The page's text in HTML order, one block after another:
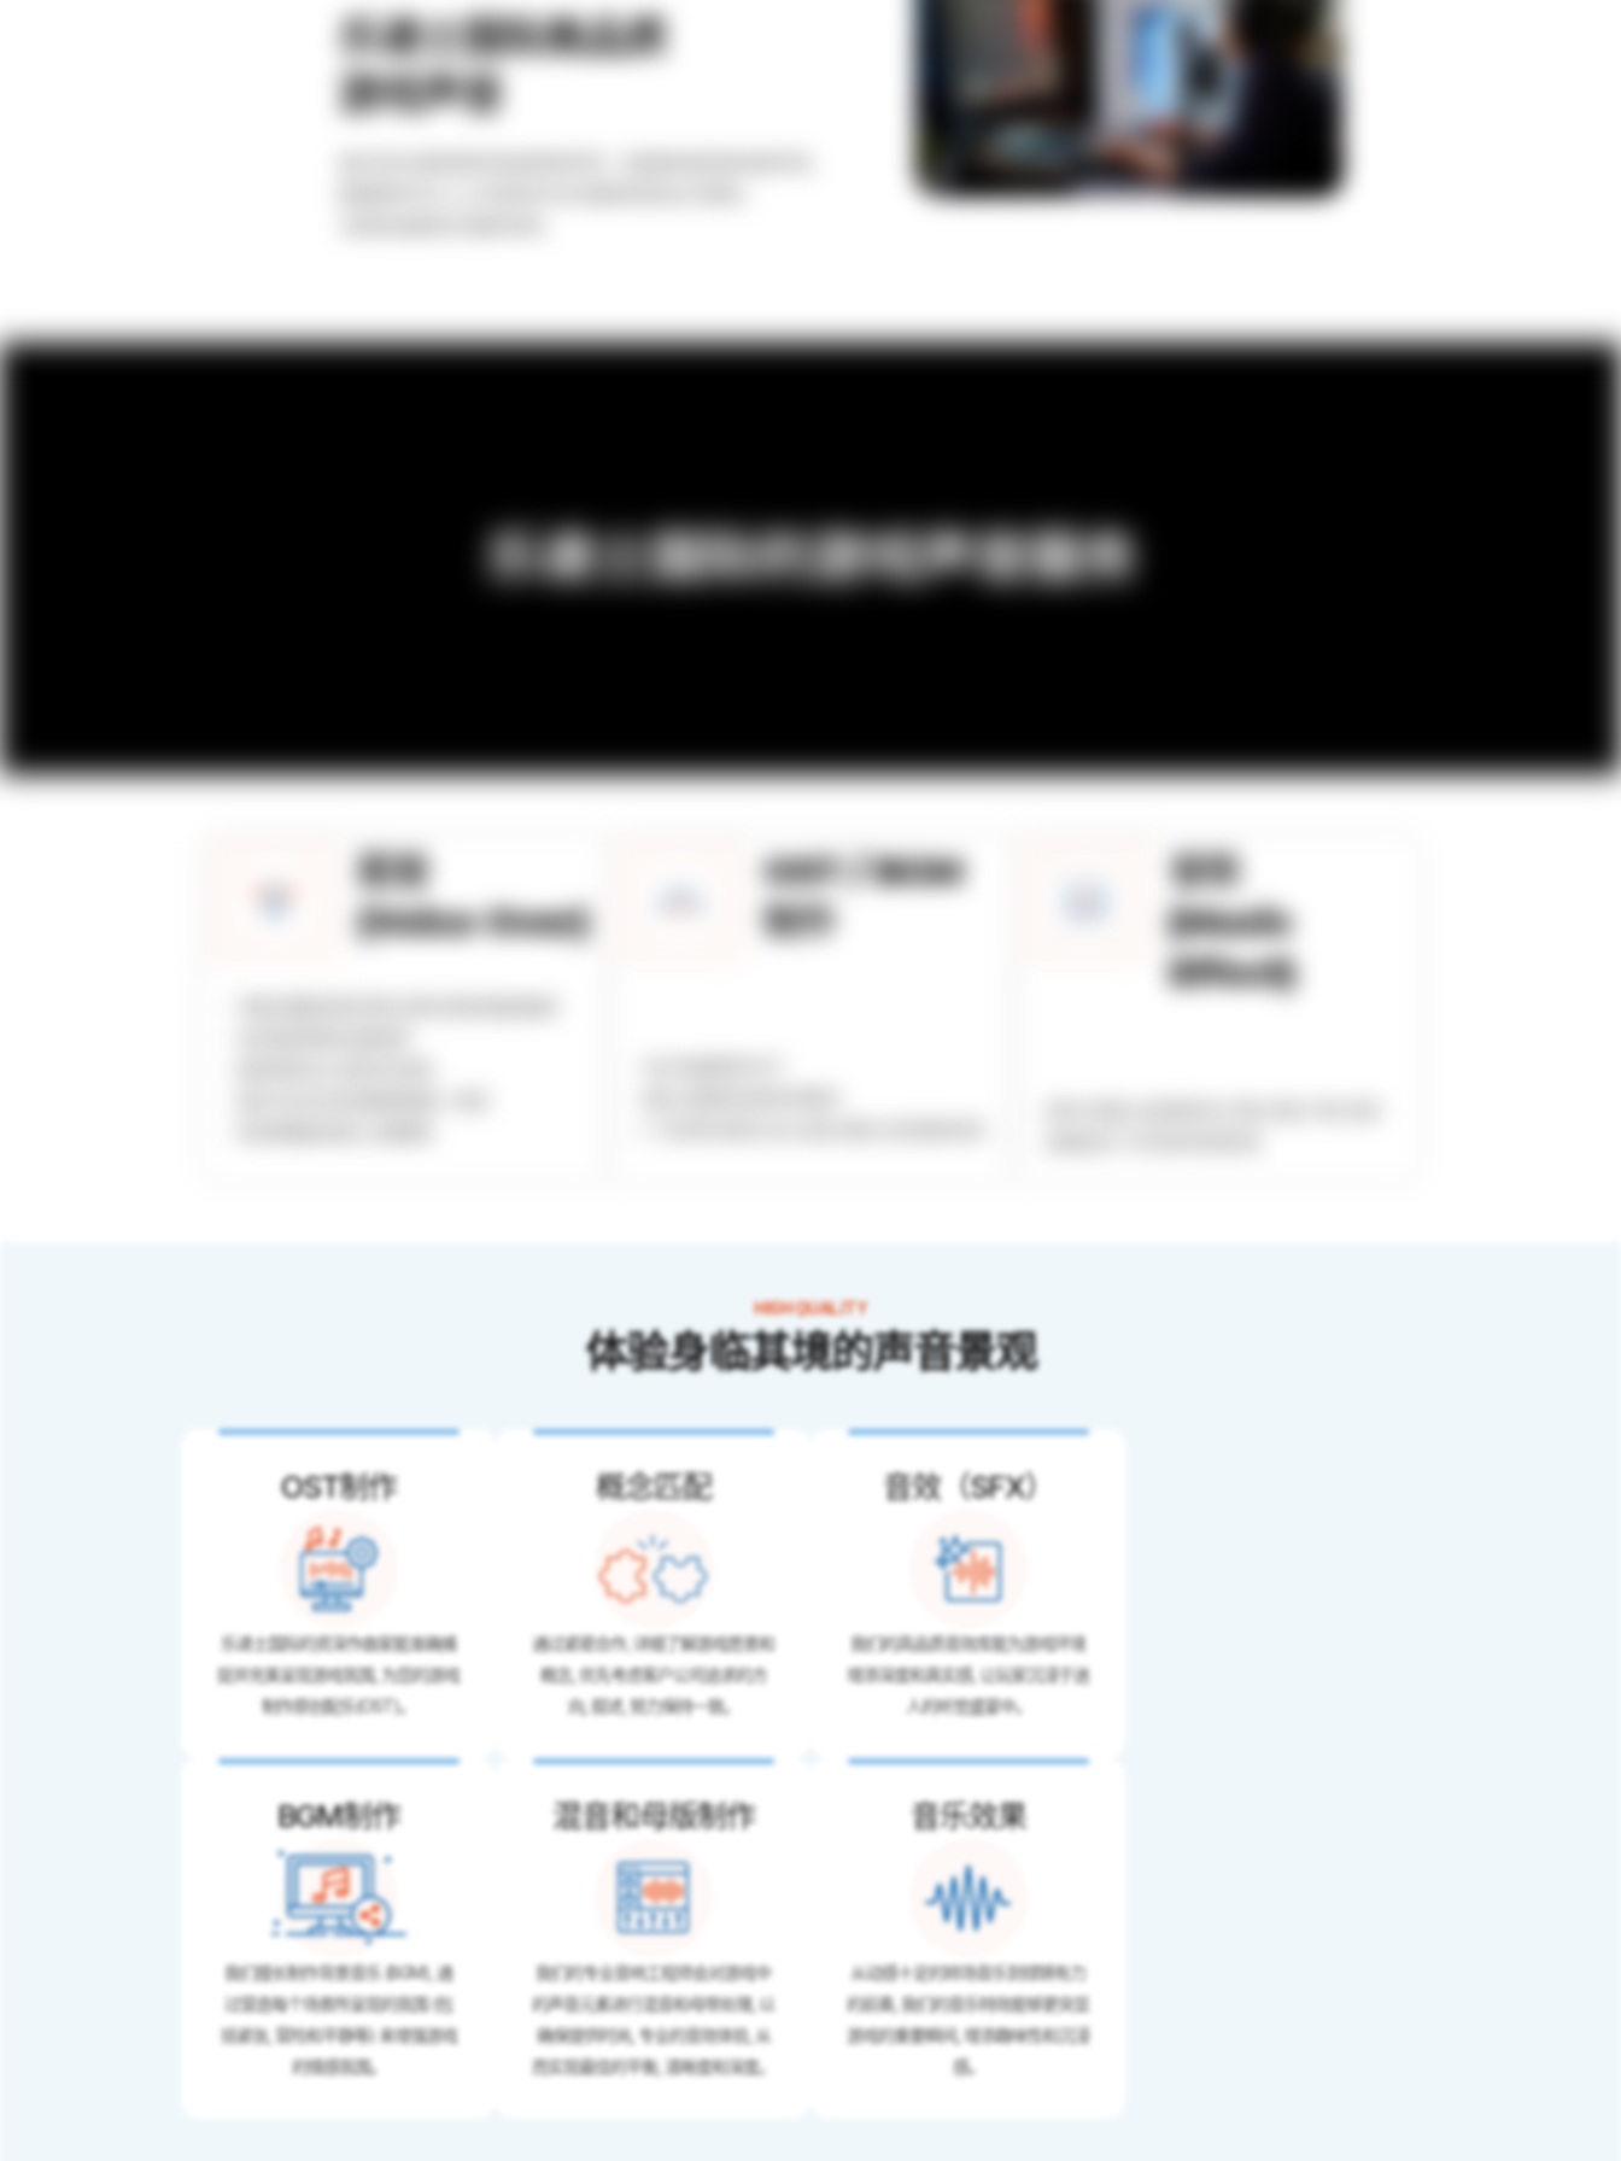
乐递士国际高品质
游戏声音
乐递士国际的游戏声音服务​
配音
(Voice Over)
OST / BGM
制作
音效
(Music
Effect)
HIGH QUALITY
体验身临其境的声音景观
OST制作
乐递士国际的资深作曲家能准确捕
捉并完美呈现游戏氛围, 为您的游戏
制作原创配乐(OST)。
概念匹配
通过紧密合作, 详细了解游戏愿景和
概念, 优先考虑客户公司追求的方
向, 叙述, 努力保持一致。
音效（SFX）
我们的高品质音效库能为游戏环境
增添深度和真实感, 让玩家沉浸于迷
人的听觉盛宴中。
BGM制作
我们擅长制作背景音乐 (BGM), 通
过营造每个场景所呈现的氛围 (包
括紧张, 冒险和平静等) 来增强游戏
的情感氛围。
混音和母版制作
我们的专业音响工程师会对游戏中
的声音元素进行混音和母带处理, 以
确保提供时尚, 专业的音效体验, 从
而实现最佳的平衡, 清晰度和深度。
音乐效果
从动感十足的转场音乐到铿锵有力
的前奏, 我们的音乐特效能够更突显
游戏的重要瞬间, 增添趣味性和沉浸
感。